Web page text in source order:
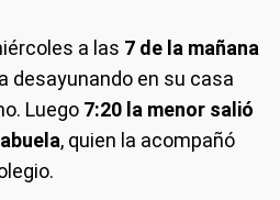
a las 7 de la mañana
desayunando en su casa
Luego 7:20 la menor salió
, quien la acompañó